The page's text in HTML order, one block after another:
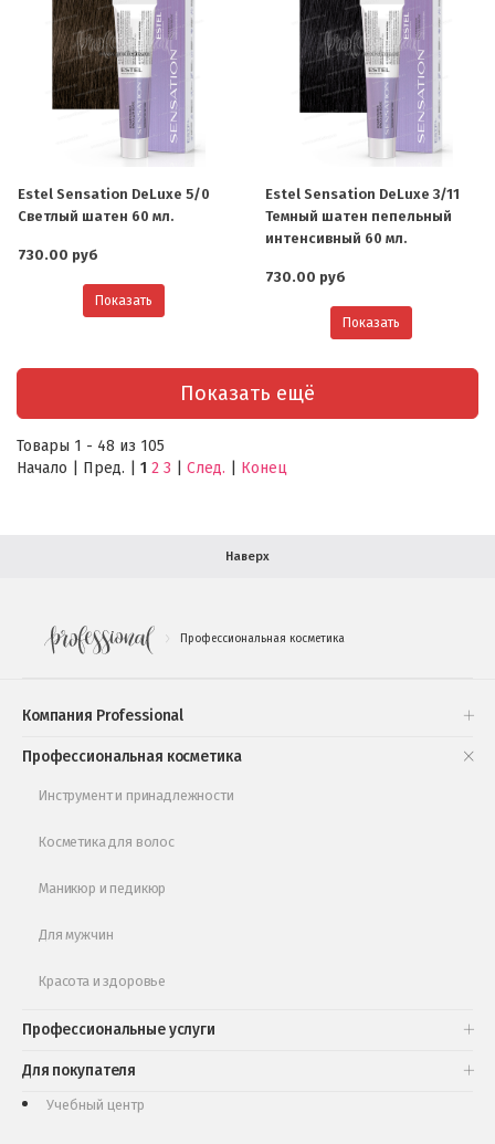
Estel Sensation DeLuxe 5/0
Светлый шатен 60 мл.
730.00 руб
Показать
Estel Sensation DeLuxe 3/11
Темный шатен пепельный
интенсивный 60 мл.
730.00 руб
Показать
Показать ещё
Товары 1 - 48 из 105
Начало | Пред. | 1 2 3 След. Конец
Наверх
. Профессиональная косметика
Компания Professional
О компании
Ваша скидка
Контактная информация
Как купить
Профессиональная косметика
Инструмент и принадлежности
Косметика для волос
Маникюр и педикюр
Для мужчин
Красота и здоровье
Профессиональные услуги
Для покупателя
Подарочные наборы
Обучающее видео
Учебный центр